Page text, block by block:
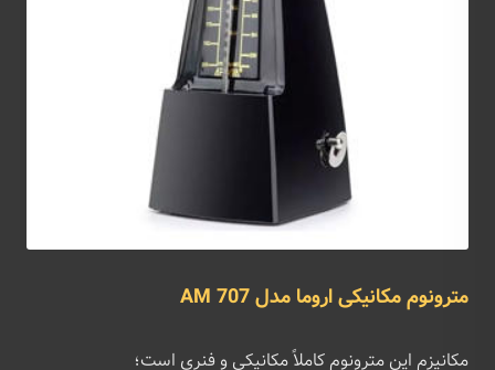
مترونوم مکانیکی اروما مدل AM 707
مکانیزم این مترونوم کاملاً مکانیکی و فنری است؛